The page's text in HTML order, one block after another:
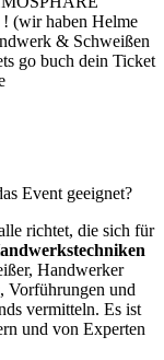
(wir haben Helme
& Schweißen
go buch dein Ticket
Event geeignet?
richtet, die sich für
Handwerker
Vorführungen und
vermitteln. Es ist
und von Experten